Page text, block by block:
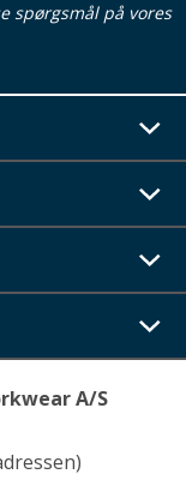
spørgsmål på vores
A/S